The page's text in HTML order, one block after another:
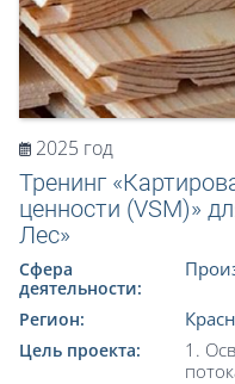
2025 год
Тренинг
ценности (VSM)»
Лес»
Сфера
деятельности:
Регион:
Цель проекта:
1.